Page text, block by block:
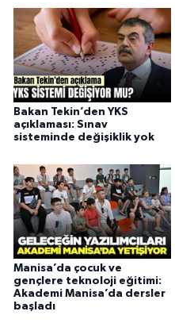
Bakan Tekin’den YKS
açıklaması: Sınav
sisteminde değişiklik yok
Manisa’da çocuk ve
gençlere teknoloji eğitimi:
Akademi Manisa’da dersler
başladı